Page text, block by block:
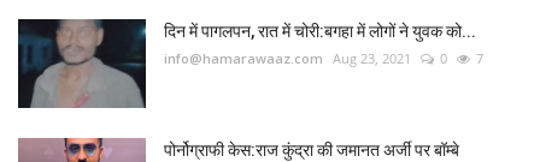
दिन में पागलपन, रात में चोरी:बगहा में लोगों ने युवक को...
info@hamarawaaz.com Aug 23, 2021 0 7
पोर्नोग्राफी केस:राज कुंद्रा की जमानत अर्जी पर बॉम्बे